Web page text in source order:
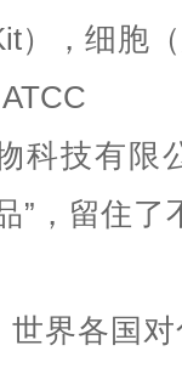
，细胞（
科技有限
”，留住
界各国